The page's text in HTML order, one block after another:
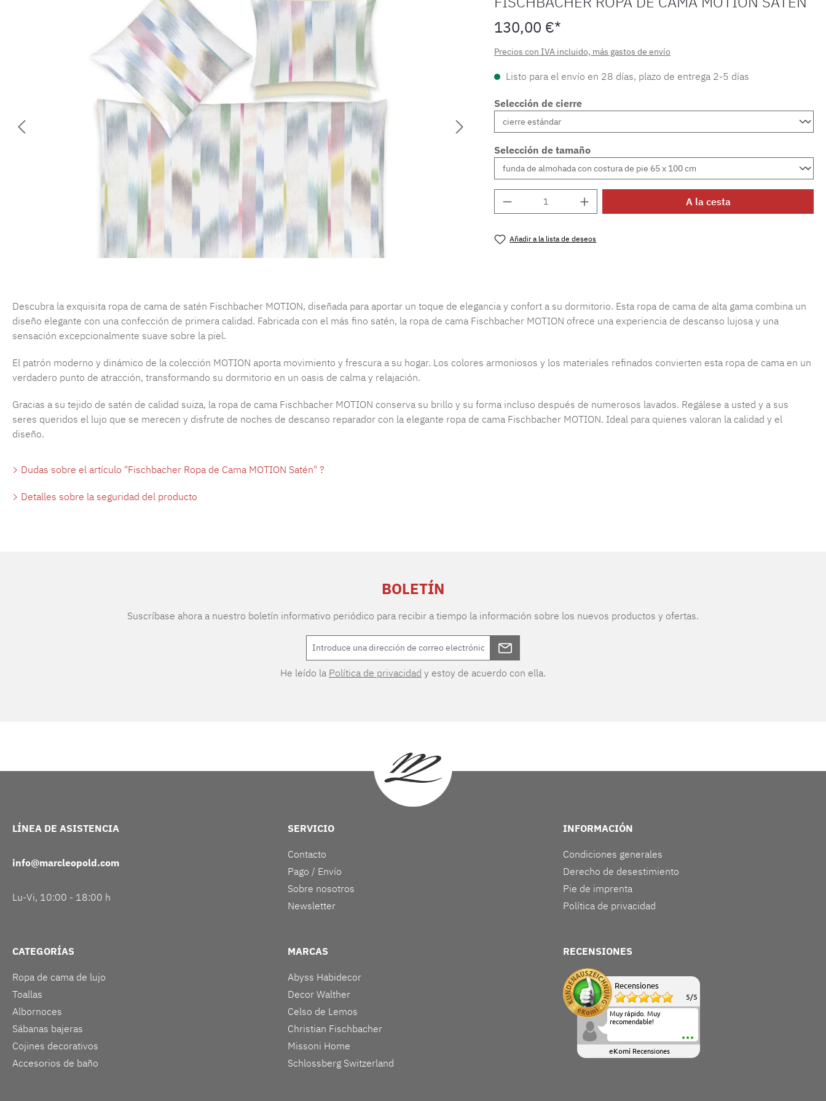
130,00 €*
Precios con IVA incluido, más gastos de envío
Listo para el envío en 28 días, plazo de entrega 2-5 días
Selección de cierre
Selección de tamaño
Cantidad del producto: introduce la cantidad
A la cesta
Añadir a la lista de deseos
Descubra la exquisita ropa de cama de satén Fischbacher MOTION, diseñada para aportar un toque de elegancia y confort a su dormitorio. Esta ropa de cama de alta gama combina un
diseño elegante con una confección de primera calidad. Fabricada con el más fino satén, la ropa de cama Fischbacher MOTION ofrece una experiencia de descanso lujosa y una
sensación excepcionalmente suave sobre la piel.
El patrón moderno y dinámico de la colección MOTION aporta movimiento y frescura a su hogar. Los colores armoniosos y los materiales refinados convierten esta ropa de cama en un
verdadero punto de atracción, transformando su dormitorio en un oasis de calma y relajación.
Gracias a su tejido de satén de calidad suiza, la ropa de cama Fischbacher MOTION conserva su brillo y su forma incluso después de numerosos lavados. Regálese a usted y a sus
seres queridos el lujo que se merecen y disfrute de noches de descanso reparador con la elegante ropa de cama Fischbacher MOTION. Ideal para quienes valoran la calidad y el
diseño.
Dudas sobre el artículo "Fischbacher Ropa de Cama MOTION Satén" ?
Detalles sobre la seguridad del producto
BOLETÍN
Suscríbase ahora a nuestro boletín informativo periódico para recibir a tiempo la información sobre los nuevos productos y ofertas.
He leído la Política de privacidad y estoy de acuerdo con ella.
LÍNEA DE ASISTENCIA
info@marcleopold.com
Lu-Vi, 10:00 - 18:00 h
SERVICIO
Contacto
Pago / Envío
Sobre nosotros
Newsletter
INFORMACIÓN
Condiciones generales
Derecho de desestimiento
Pie de imprenta
Política de privacidad
CATEGORÍAS
Ropa de cama de lujo
Toallas
Albornoces
Sábanas bajeras
Cojines decorativos
Accesorios de baño
MARCAS
Abyss Habidecor
Decor Walther
Celso de Lemos
Christian Fischbacher
Missoni Home
Schlossberg Switzerland
RECENSIONES
Recensiones
5/5
Muy rápido. Muy
recomendable!
eKomi Recensiones